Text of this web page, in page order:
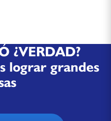
¿VERDAD?
lograr grandes